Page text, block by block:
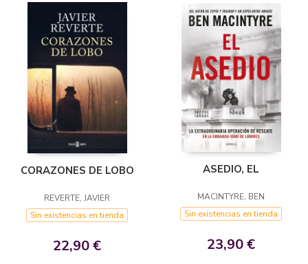
CORAZONES DE LOBO
REVERTE, JAVIER
Sin existencias en tienda
22,90 €
ASEDIO, EL
MACINTYRE, BEN
Sin existencias en tienda
23,90 €